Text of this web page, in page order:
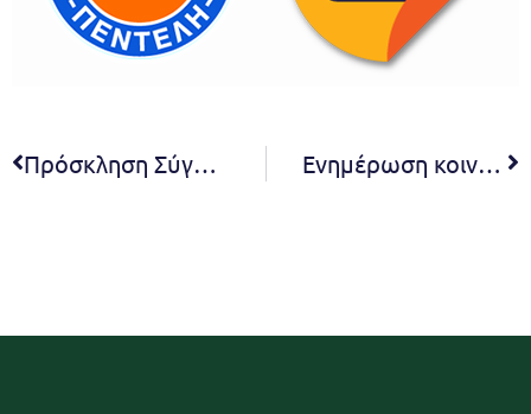
Πρόσκληση Σύγκλησης της 11ης συνεδρίασης του Δημοτικού Συμβουλίου. Ενημέρωση κοινού για τις ακριβείς διευθύνσεις και ημερομηνίες εκτέλεσης εργασιών τοποθέτησης νέων παροχών της ΕΥΔΑΠ